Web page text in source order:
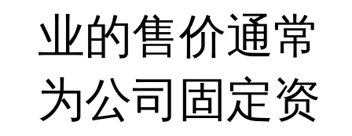
业的售价通常
为公司固定资